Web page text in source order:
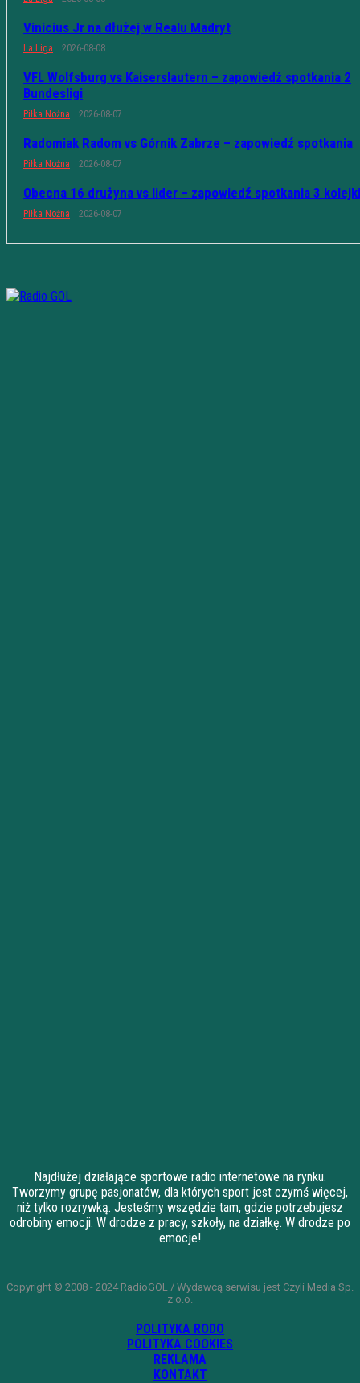
Vinicius Jr na dłużej w Realu Madryt
La Liga 2026-08-08
VFL Wolfsburg vs Kaiserslautern – zapowiedź spotkania 2
Bundesligi
Piłka Nożna 2026-08-07
Radomiak Radom vs Górnik Zabrze – zapowiedź spotkania
Piłka Nożna 2026-08-07
Obecna 16 drużyna vs lider – zapowiedź spotkania 3 kolejki
Piłka Nożna 2026-08-07
Najdłużej działające sportowe radio internetowe na rynku.
Tworzymy grupę pasjonatów, dla których sport jest czymś więcej,
niż tylko rozrywką. Jesteśmy wszędzie tam, gdzie potrzebujesz
odrobiny emocji. W drodze z pracy, szkoły, na działkę. W drodze po
emocje!
Copyright © 2008 - 2024 RadioGOL / Wydawcą serwisu jest Czyli Media Sp.
z o.o.
POLITYKA RODO
POLITYKA COOKIES
REKLAMA
KONTAKT